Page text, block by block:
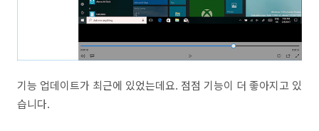
기능 업데이트가 최근에 있었는데요. 점점 기능이 더 좋아지고 있
습니다.